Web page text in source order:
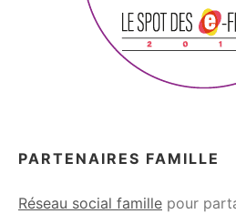
PARTENAIRES FAMILLE
Réseau social famille pour